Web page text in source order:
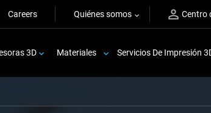
Careers Quiénes somos Centro
3D Materiales Servicios De Impresión